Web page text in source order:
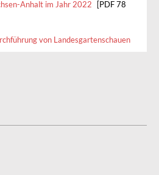
Anhalt im Jahr 2022
[PDF 78
von Landesgartenschauen